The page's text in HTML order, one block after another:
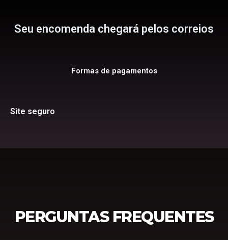
Seu encomenda chegará pelos correios
Formas de pagamentos
Site seguro
PERGUNTAS FREQUENTES